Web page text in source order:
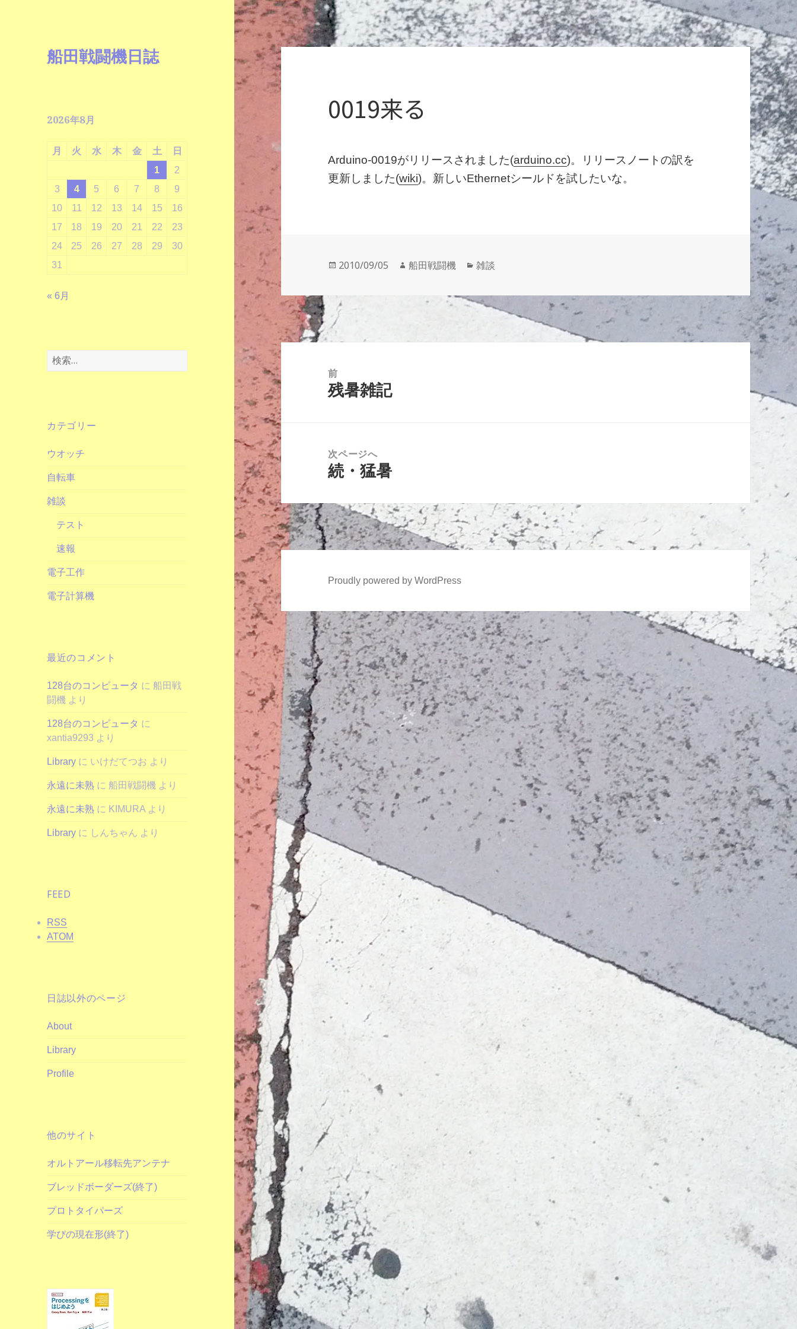
船田戦闘機日誌
2026年8月
月 火 水 木 金 土
日
1
2
3
4 5 6 7 8
9
10
11 12 13 14 15
16
17
18 19 20 21 22
23
24
25 26 27 28 29
30
31
« 6月
検
索:
カテゴリー
ウオッチ
自転車
雑談
テスト
速報
電子工作
電子計算機
最近のコメント
128台のコンピュータ に船田戦
闘機 より
128台のコンピュータ に
xantia9293 より
Library に いけだてつお より
永遠に未熟 に船田戦闘機 より
永遠に未熟 に KIMURA より
Library に しんちゃん より
FEED
RSS
ATOM
日誌以外のページ
About
Library
Profile
他のサイト
オルトアール移転先アンテナ
ブレッドボーダーズ(終了)
プロトタイパーズ
学びの現在形(終了)
0019来る
Arduino-0019がリリースされました(arduino.cc)。リリースノートの訳を
更新しました(wiki)。新しいEthernetシールドを試したいな。
投
2010/09/05
作
船田戦闘機
カ
ゴ
リ
雑談
投
稿
ナ
ビ
ゲ
ー
シ
ョ
ン
前
前
残暑雑記
次ページへ
次
投
稿:
続・猛暑
Proudly powered by WordPress